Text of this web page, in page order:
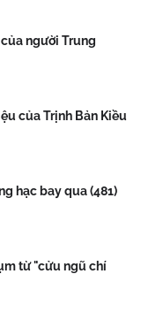
người Trung
của Trịnh Bản Kiều
hạc bay qua (481)
từ "cửu ngũ chí